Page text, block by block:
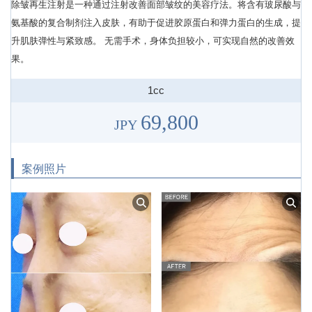
除皱再生注射是一种通过注射改善面部皱纹的美容疗法。将含有玻尿酸与
氨基酸的复合制剂注入皮肤，有助于促进胶原蛋白和弹力蛋白的生成，提
升肌肤弹性与紧致感。 无需手术，身体负担较小，可实现自然的改善效
果。
1cc
JPY 69,800
案例照片